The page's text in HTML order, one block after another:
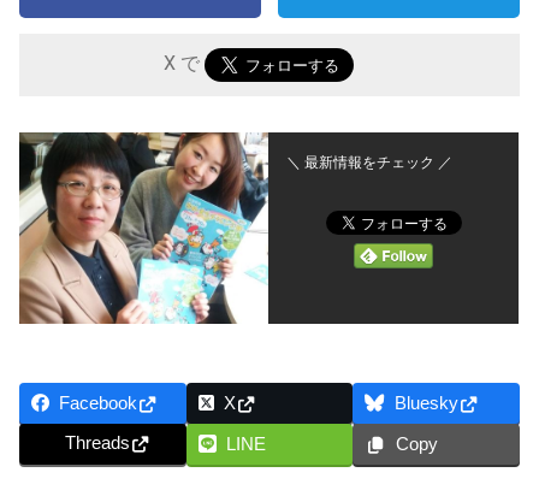
X で
＼ 最新情報をチェック ／
Facebook X Bluesky
Threads LINE Copy